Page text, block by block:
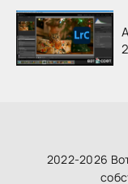
2022-2026